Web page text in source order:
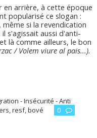
arrière, à cette époque
popularisé ce slogan :
même si la revendication
s'agissait aussi d'anti-
là comme ailleurs, le bon
/ Volem viure al pais...).
- Insécurité - Anti
,resf,bové 0